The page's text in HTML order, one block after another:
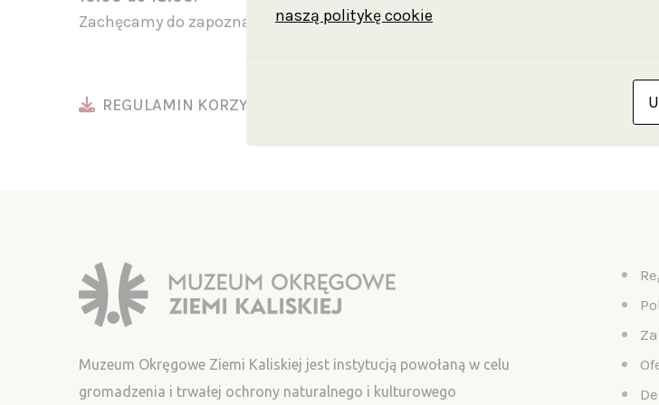
Zachęcamy do zapoznania się z regulaminem korzystania z biblioteki.
REGULAMIN KORZYSTANIA Z BIBLIOTEKI
Muzeum Okręgowe Ziemi Kaliskiej jest instytucją powołaną w celu
gromadzenia i trwałej ochrony naturalnego i kulturowego
naszą politykę cookie